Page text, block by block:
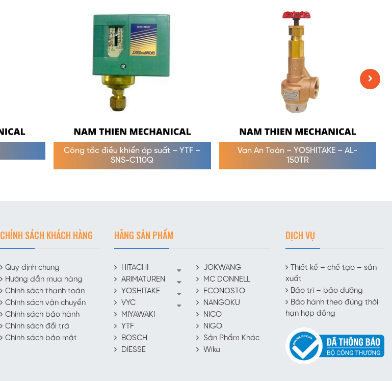
Công tắc điều khiển áp suất – YTF –
SNS-C110Q
Van An Toàn – YOSHITAKE – AL-
150TR
CHÍNH SÁCH KHÁCH HÀNG
Quy định chung
Hướng dẫn mua hàng
Chính sách thanh toán
Chính sách vận chuyển
Chính sách bảo hành
Chính sách đổi trả
Chính sách bảo mật
HÃNG SẢN PHẨM
HITACHI
ARIMATUREN
YOSHITAKE
VYC
MIYAWAKI
YTF
BOSCH
DIESSE
JOKWANG
MC DONNELL
ECONOSTO
NANGOKU
NICO
NIGO
Sản Phẩm Khác
Wika
DỊCH VỤ
Thiết kế – chế tạo – sản
xuất
Bảo trì – bảo dưỡng
Bảo hành theo đúng thời
hạn hợp đồng